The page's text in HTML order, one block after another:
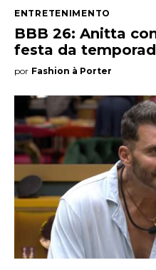
ENTRETENIMENTO
BBB 26: Anitta
festa da
por Fashion à Porter